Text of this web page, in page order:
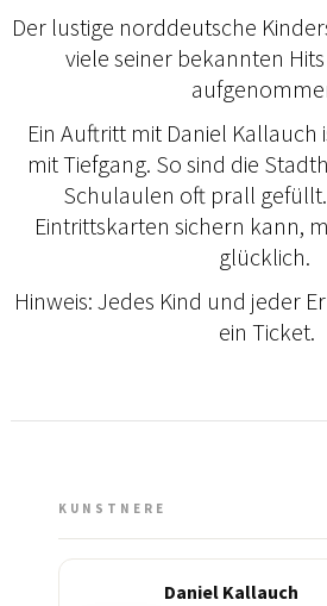
Der lustige norddeutsche
viele seiner bekannten
Ein Auftritt mit Daniel
mit Tiefgang. So sind die
Schulaulen oft prall
Eintrittskarten sichern kann,
glücklich.
Hinweis: Jedes Kind und jeder
ein Ticket.
KUNSTNERE
Daniel Kallauch